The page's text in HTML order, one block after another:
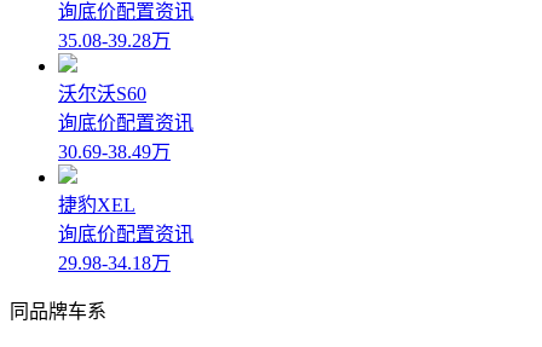
询底价配置资讯
35.08-39.28万
沃尔沃S60
询底价配置资讯
30.69-38.49万
捷豹XEL
询底价配置资讯
29.98-34.18万
同品牌车系